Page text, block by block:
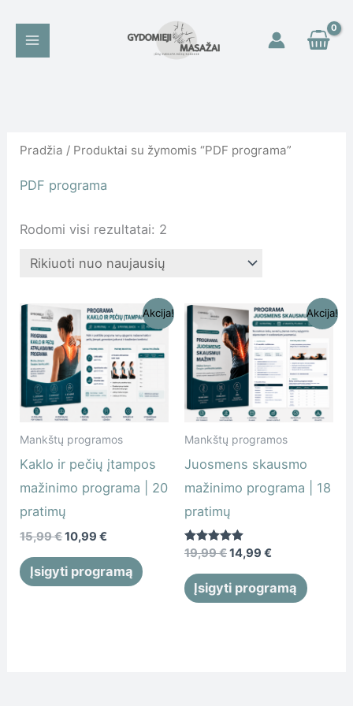
turinio
Pradžia / Produktai su žymomis “PDF programa”
PDF programa
Rodomi visi rezultatai: 2
Akcija!
Mankštų programos
Kaklo ir pečių įtampos
mažinimo programa | 20
pratimų
15,99€
Original
price
was:
15,99 €.
10,99€
Current
price
is:
10,99 €.
Įsigyti programą
Akcija!
Mankštų programos
Juosmens skausmo
mažinimo programa | 18
pratimų
Įvertinimas:
5.00
iš 5
19,99€
Original
price
was:
19,99 €.
14,99 €
Current
price
is:
14,99 €.
Įsigyti programą